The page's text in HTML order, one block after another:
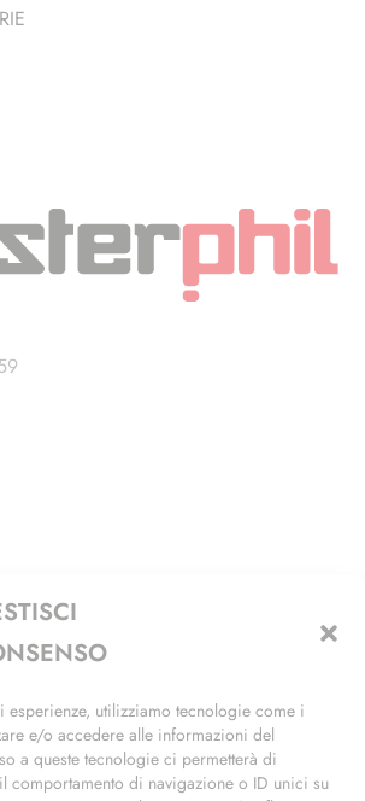
utilizziamo tecnologie come i
e/o accedere alle informazioni del
a queste tecnologie ci permetterà di
comportamento di navigazione o ID unici su
- Trezzano Sul Naviglio (MI)
3155